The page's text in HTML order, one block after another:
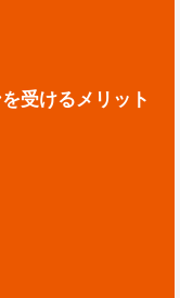
受けるメリット